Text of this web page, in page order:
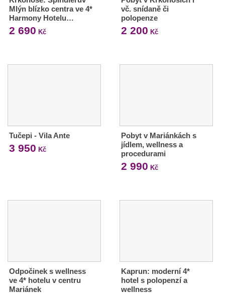
Mlýn blízko centra ve 4*
Harmony Hotelu…
2 690 Kč
vč. snídaně či
polopenze
2 200 Kč
Tučepi - Vila Ante
3 950 Kč
Pobyt v Mariánkách s
jídlem, wellness a
procedurami
2 990 Kč
Odpočinek s wellness
ve 4* hotelu v centru
Mariánek
Kaprun: moderní 4*
hotel s polopenzí a
wellness